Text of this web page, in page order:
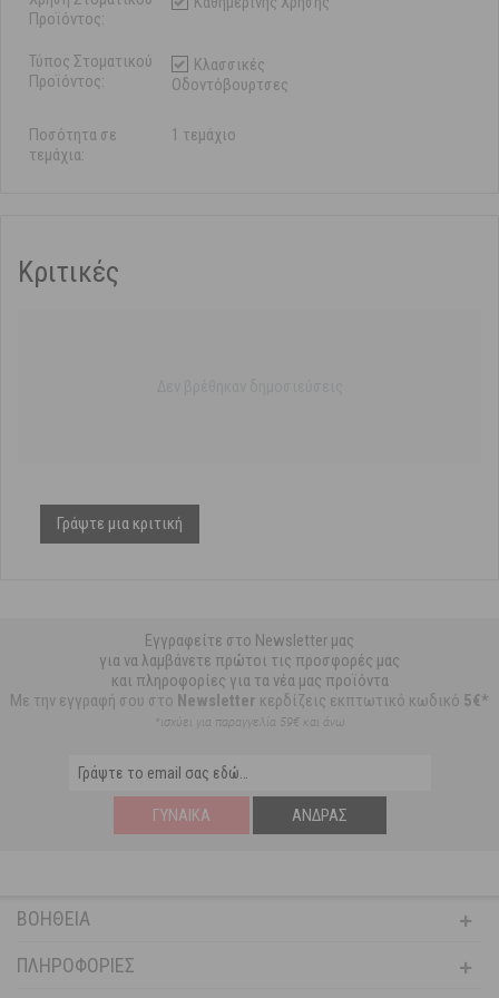
Προϊόντος:
Τύπος Στοματικού
Προϊόντος:
Κλασσικές
Οδοντόβουρτσες
Ποσότητα σε
τεμάχια:
1 τεμάχιο
Κριτικές
Γράψτε μια κριτική
Εγγραφείτε στο Newsletter μας
για να λαμβάνετε πρώτοι τις προσφορές μας
και πληροφορίες για τα νέα μας προϊόντα
Με την εγγραφή σου στο Newsletter κερδίζεις εκπτωτικό κωδικό 5€*
*ισχύει για παραγγελία 59€ και άνω
ΓΥΝΑΊΚΑ ΆΝΔΡΑΣ
ΒΟΉΘΕΙΑ
ΠΛΗΡΟΦΟΡΊΕΣ